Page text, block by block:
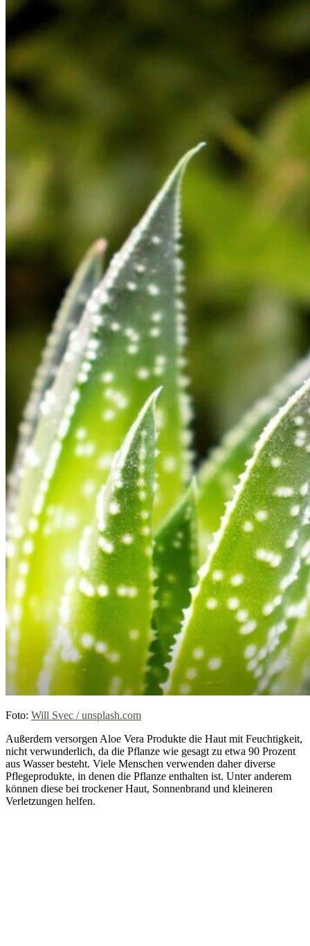
Foto: Will Svec / unsplash.com
Außerdem versorgen Aloe Vera Produkte die Haut mit Feuchtigkeit,
nicht verwunderlich, da die Pflanze wie gesagt zu etwa 90 Prozent
aus Wasser besteht. Viele Menschen verwenden daher diverse
Pflegeprodukte, in denen die Pflanze enthalten ist. Unter anderem
können diese bei trockener Haut, Sonnenbrand und kleineren
Verletzungen helfen.